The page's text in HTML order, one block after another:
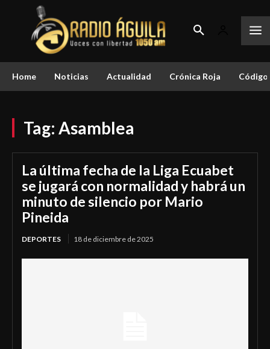
Home Noticias Actualidad Crónica Roja
Tag: Asamblea
La última fecha de la Liga Ecuabet
se jugará con normalidad y habrá un
minuto de silencio por Mario
Pineida
DEPORTES 18 de diciembre de 2025